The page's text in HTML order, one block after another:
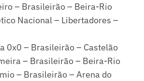
– Brasileirão – Beira-Rio
Nacional – Libertadores –
0x0 – Brasileirão – Castelão
– Brasileirão – Beira-Rio
– Brasileirão – Arena do